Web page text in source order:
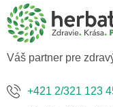
Váš partner pre
+421 2/321 123